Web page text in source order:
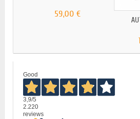
59,00 €
Good
3,9/5
2.220
reviews